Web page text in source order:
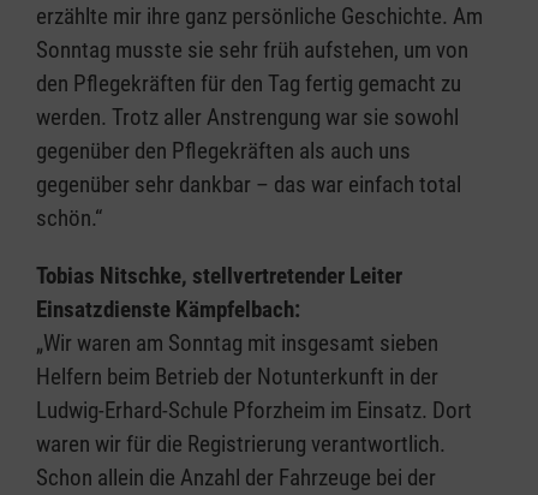
erzählte mir ihre ganz persönliche Geschichte. Am
Sonntag musste sie sehr früh aufstehen, um von
den Pflegekräften für den Tag fertig gemacht zu
werden. Trotz aller Anstrengung war sie sowohl
gegenüber den Pflegekräften als auch uns
gegenüber sehr dankbar – das war einfach total
schön.“
Tobias Nitschke, stellvertretender Leiter
Einsatzdienste Kämpfelbach:
„Wir waren am Sonntag mit insgesamt sieben
Helfern beim Betrieb der Notunterkunft in der
Ludwig-Erhard-Schule Pforzheim im Einsatz. Dort
waren wir für die Registrierung verantwortlich.
Schon allein die Anzahl der Fahrzeuge bei der